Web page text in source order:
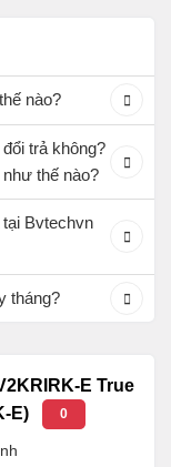
nào?
trả không?
thế nào?
Bvtechvn
tháng?
E True
E)
0